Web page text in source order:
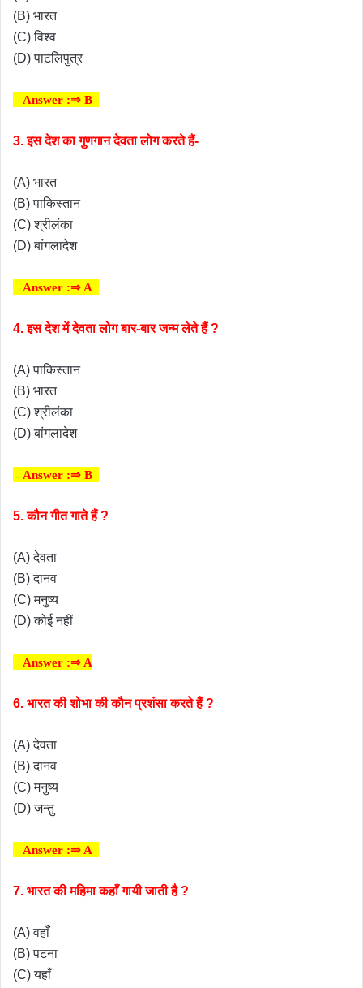
(B) भारत
(C) विश्व
(D) पाटलिपुत्र
Answer :⇒ B
3. इस देश का गुणगान देवता लोग करते हैं-
(A) भारत
(B) पाकिस्तान
(C) श्रीलंका
(D) बांगलादेश
Answer :⇒ A
4. इस देश में देवता लोग बार-बार जन्म लेते हैं ?
(A) पाकिस्तान
(B) भारत
(C) श्रीलंका
(D) बांगलादेश
Answer :⇒ B
5. कौन गीत गाते हैं ?
(A) देवता
(B) दानव
(C) मनुष्य
(D) कोई नहीं
Answer :⇒ A
6. भारत की शोभा की कौन प्रशंसा करते हैं ?
(A) देवता
(B) दानव
(C) मनुष्य
(D) जन्तु
Answer :⇒ A
7. भारत की महिमा कहाँ गायी जाती है ?
(A) वहाँ
(B) पटना
(C) यहाँ